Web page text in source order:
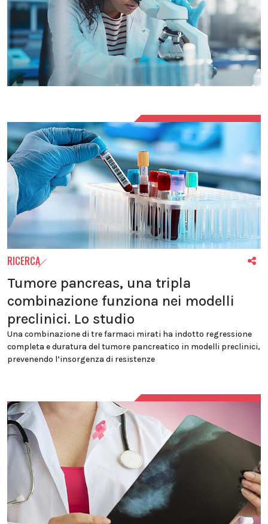
RICERCA
Tumore pancreas, una tripla
combinazione funziona nei modelli
preclinici. Lo studio
Una combinazione di tre farmaci mirati ha indotto regressione
completa e duratura del tumore pancreatico in modelli preclinici,
prevenendo l’insorgenza di resistenze